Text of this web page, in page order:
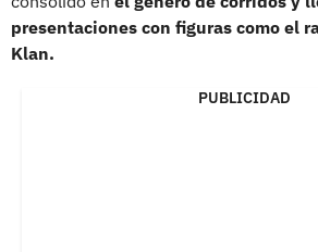
presentaciones con figuras como el
Klan.
PUBLICIDAD